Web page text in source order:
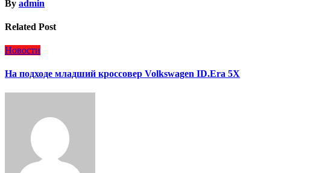
By admin
Related Post
Новости
На подходе младший кроссовер Volkswagen ID.Era 5X